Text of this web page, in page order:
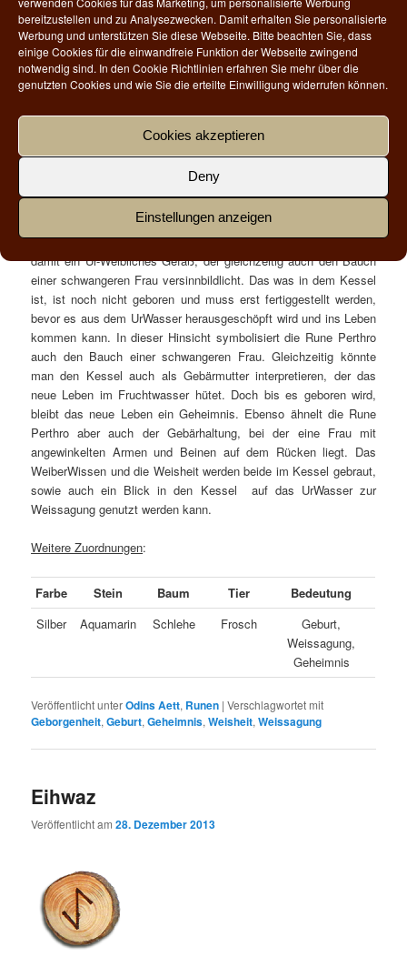
bereitzustellen und zu Analysezwecken. Damit erhalten Sie personalisierte
Werbung und unterstützen Sie diese Webseite. Bitte beachten Sie, dass
einige Cookies für die einwandfreie Funktion der Webseite zwingend
notwendig sind. In den Cookie Richtlinien erfahren Sie mehr über die
genutzten Cookies und wie Sie die erteilte Einwilligung widerrufen können.
Cookies akzeptieren
Deny
Einstellungen anzeigen
Rune Buchstabe Gottheit Element
Symbolik
ᛈ
P Völven Wasser
Kessel,
Gebärhaltung,
Traditionell wird diese Rune mit dem Kessel der Seidr-Magie in
Kräutermedizin, Zaubertränke und Eintöpfe hergestellt wurden
(heute kennt man diesen vielmehr als Hexenkessel). Seidr
kommt von „sieden“ und bezieht sich auf den Kessel, in dem
gesiedet und gebraut wird. Symbolisch gesehen ist der Kessel
damit ein Ur-Weibliches Gefäß, der gleichzeitig auch den Bauch
einer schwangeren Frau versinnbildlicht. Das was in dem Kessel
ist, ist noch nicht geboren und muss erst fertiggestellt werden,
bevor es aus dem UrWasser herausgeschöpft wird und ins Leben
kommen kann. In dieser Hinsicht symbolisiert die Rune Perthro
auch den Bauch einer schwangeren Frau. Gleichzeitig könnte
man den Kessel auch als Gebärmutter interpretieren, der das
neue Leben im Fruchtwasser hütet. Doch bis es geboren wird,
bleibt das neue Leben ein Geheimnis. Ebenso ähnelt die Rune
Perthro aber auch der Gebärhaltung, bei der eine Frau mit
angewinkelten Armen und Beinen auf dem Rücken liegt. Das
WeiberWissen und die Weisheit werden beide im Kessel gebraut,
sowie auch ein Blick in den Kessel auf das UrWasser zur
Weissagung genutzt werden kann.
Weitere Zuordnungen:
Farbe Stein Baum Tier
Bedeutung
Silber
Aquamarin Schlehe Frosch
Geburt,
Weissagung,
Geheimnis
Veröffentlicht unterOdins Aett, Runen |Verschlagwortet mit
Geborgenheit,Geburt,Geheimnis,Weisheit,Weissagung
Eihwaz
Veröffentlicht am28. Dezember 2013